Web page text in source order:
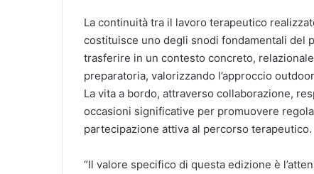
La continuità tra il lavoro terapeutico
costituisce uno degli snodi fondamentali del
trasferire in un contesto concreto,
preparatoria, valorizzando l’approccio
La vita a bordo, attraverso collaborazione,
occasioni significative per promuovere
partecipazione attiva al percorso terapeutico.
“Il valore specifico di questa edizione è